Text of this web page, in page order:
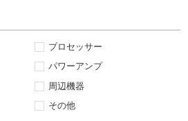
プロセッサー
パワーアンプ
周辺機器
その他